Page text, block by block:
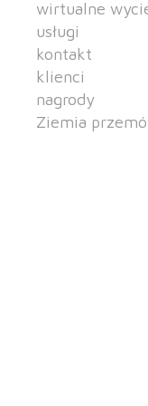
wirtualne
usługi
kontakt
klienci
nagrody
Ziemia